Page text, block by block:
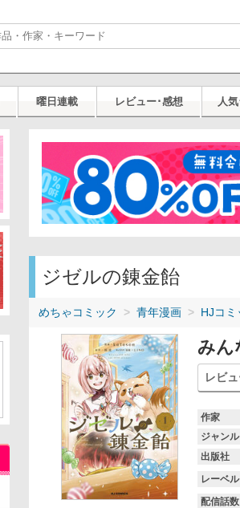
曜日連載 レビュー･感想 人
ジゼルの錬金飴
めちゃコミック 青年漫画 HJコミ
みん
レビ
作家
ジャンル
出版社
レーベル
配信話数